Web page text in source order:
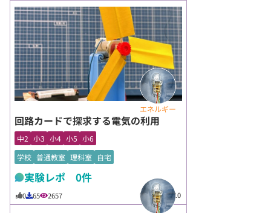
エネルギー
回路カードで探求する電気の利用
中2 小3 小4 小5 小6
学校 普通教室 理科室 自宅
実験レポ 0件
0 65 2657 2025.07.10